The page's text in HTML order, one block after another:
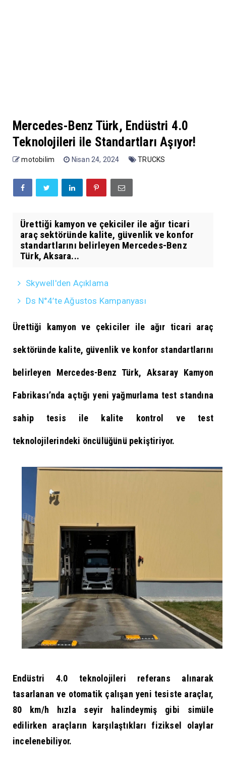
Mercedes-Benz Türk, Endüstri 4.0
Teknolojileri ile Standartları Aşıyor!
motobilim Nisan 24, 2024 TRUCKS
Ürettiği kamyon ve çekiciler ile ağır ticari
araç sektöründe kalite, güvenlik ve konfor
standartlarını belirleyen Mercedes-Benz
Türk, Aksara...
Skywell'den Açıklama
Ds N°4’te Ağustos Kampanyası
Ürettiği kamyon ve çekiciler ile ağır ticari araç
sektöründe kalite, güvenlik ve konfor standartlarını
belirleyen Mercedes-Benz Türk, Aksaray Kamyon
Fabrikası’nda açtığı yeni yağmurlama test standına
sahip tesis ile kalite kontrol ve test
teknolojilerindeki öncülüğünü pekiştiriyor.
Endüstri 4.0 teknolojileri referans alınarak
tasarlanan ve otomatik çalışan yeni tesiste araçlar,
80 km/h hızla seyir halindeymiş gibi simüle
edilirken araçların karşılaştıkları fiziksel olaylar
incelenebiliyor.